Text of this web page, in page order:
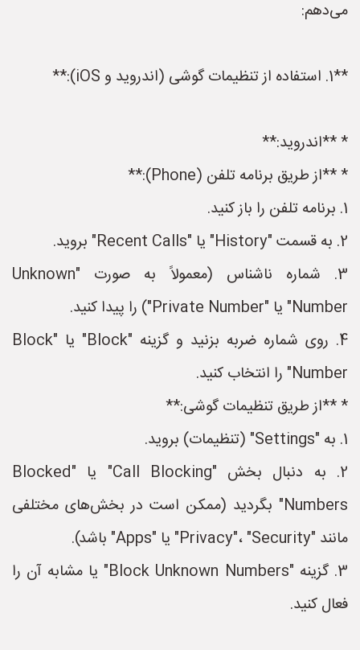
می‌دهم:
**1. استفاده از تنظیمات گوشی (اندروید و iOS):**
* **اندروید:**
* **از طریق برنامه تلفن (Phone):**
1. برنامه تلفن را باز کنید.
2. به قسمت "History" یا "Recent Calls" بروید.
3. شماره ناشناس (معمولاً به صورت "Unknown
Number" یا "Private Number") را پیدا کنید.
4. روی شماره ضربه بزنید و گزینه "Block" یا "Block
Number" را انتخاب کنید.
* **از طریق تنظیمات گوشی:**
1. به "Settings" (تنظیمات) بروید.
2. به دنبال بخش "Call Blocking" یا "Blocked
Numbers" بگردید (ممکن است در بخش‌های مختلفی
مانند "Privacy"، "Security" یا "Apps" باشد).
3. گزینه "Block Unknown Numbers" یا مشابه آن را
فعال کنید.